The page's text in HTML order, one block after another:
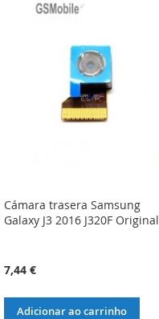
LISTACOMPARAÇÃO
Cámara trasera Samsung
Galaxy J3 2016 J320F Original
7,44 €
Adicionar ao carrinho